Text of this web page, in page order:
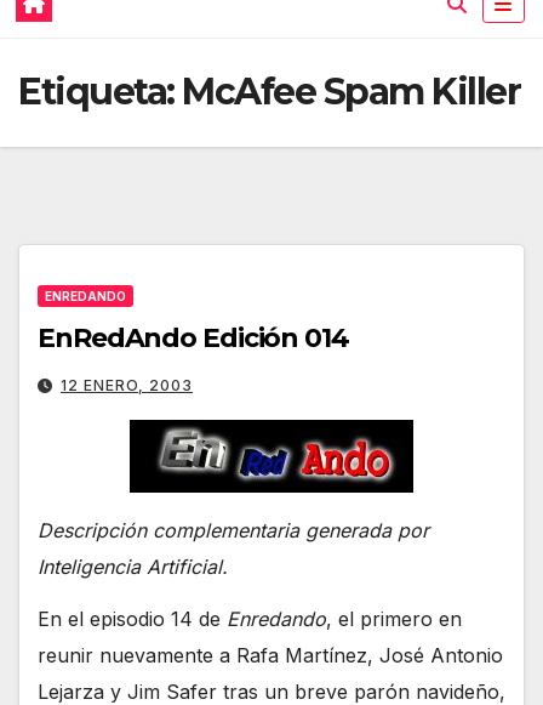
Etiqueta: McAfee Spam Killer
ENREDANDO
EnRedAndo Edición 014
12 ENERO, 2003
Descripción complementaria generada por
Inteligencia Artificial.
En el episodio 14 de Enredando, el primero en
reunir nuevamente a Rafa Martínez, José Antonio
Lejarza y Jim Safer tras un breve parón navideño,